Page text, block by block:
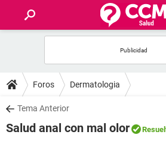
FOROS
SALUD
Foros Dermatologia
Tema Anterior
Salud anal con mal olor